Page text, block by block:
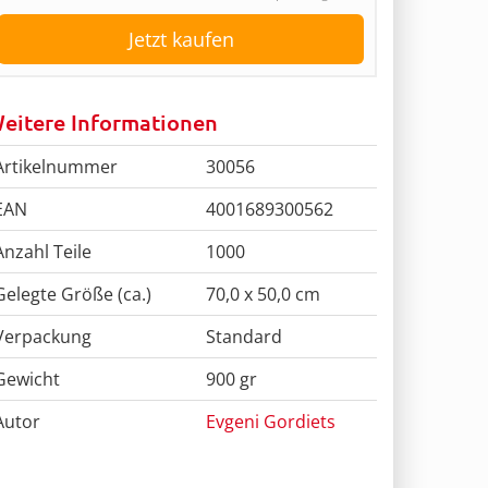
Jetzt kaufen
Informationen
30056
4001689300562
Teile
1000
Größe (ca.)
70,0 x 50,0 cm
Standard
900 gr
Evgeni Gordiets